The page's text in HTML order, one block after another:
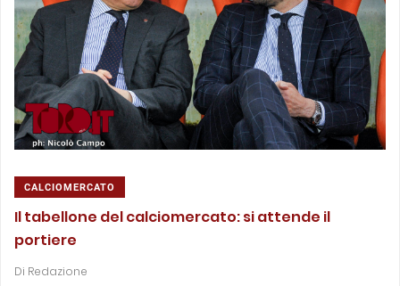
CALCIOMERCATO
Il tabellone del calciomercato: si attende il
portiere
Di Redazione